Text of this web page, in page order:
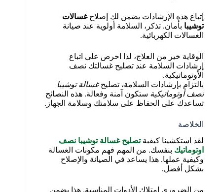
إتباع هذه الإرشادات يضمن لك إصلاحغسالات
توشيبا بأمان. تذكر، السلامة أولوية عند صيانة
الغسالات الكهربائية.
الوقاية خير من العلاج، لذا احرص على اتباع
إرشادات السلامة عند تصليح غسالتك نصف
الأوتوماتيكية.
بالتزام بإرشادات السلامة، تصليحغسالة توشيبا
نصف أوتوماتيكية ستكون آمنة وفعالة. هذه النصائح
تساعدك على الحفاظ على سلامتك وسلامة الجهاز.
الخلاصة
لقد استكشينا كيفيةتصليح غسالة توشيبا نصف
اوتوماتيك بنفسك. من المهم فهم مكونات الغسالة
وكيفية عملها. هذا يساعد في الصيانة والإصلاح
بشكل أفضل.
من الضروري امتلاك الأدوات المناسبة. هذا يضمن